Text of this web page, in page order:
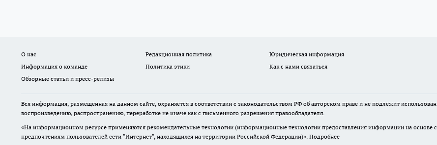
О нас Редакционная политика
Юридическая информация
Информация о команде
Политика этики
Как с нами связаться
Обзорные статьи и пресс-релизы
Вся информация, размещенная на данном сайте, охраняется в соответствии с законодательством РФ об авторском праве и не подлежит
воспроизведению, распространению, переработке не иначе как с письменного разрешения правообладателя.
«На информационном ресурсе применяются рекомендательные технологии (информационные технологии предоставления информации на основе
предпочтениям пользователей сети "Интернет", находящихся на территории Российской Федерации)». Подробнее